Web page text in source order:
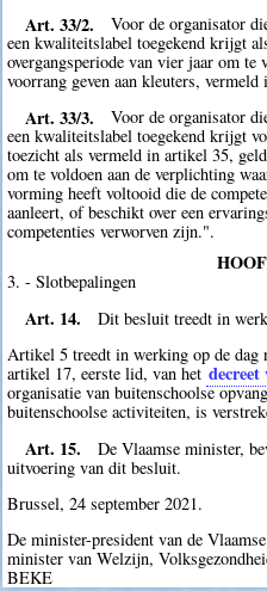
Art. 33/2.
Voor de organisator
een kwaliteitslabel toegekend krijgt
overgangsperiode van vier jaar om
voorrang geven aan kleuters,
Art. 33/3.
Voor de organisator
een kwaliteitslabel toegekend krijgt
toezicht als vermeld in artikel 35,
om te voldoen aan de verplichting
vorming heeft voltooid die de
aanleert, of beschikt over een
competenties verworven zijn.".
3. - Slotbepalingen
Art. 14.
Dit besluit treedt in
Artikel 5 treedt in werking op de dag
artikel 17, eerste lid, van het decreet
organisatie van buitenschoolse
buitenschoolse activiteiten, is
Art. 15.
De Vlaamse minister,
uitvoering van dit besluit.
Brussel, 24 september 2021.
De minister-president van de
minister van Welzijn,
BEKE